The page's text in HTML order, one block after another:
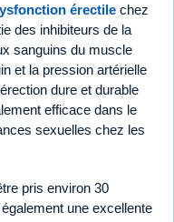
érectile chez
des inhibiteurs de la
sanguins du muscle
et la pression artérielle
dure et durable
efficace dans le
sexuelles chez les
pris environ 30
une excellente